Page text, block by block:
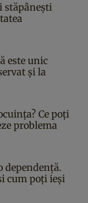
stăpânești
este unic
și la
Ce poți
problema
dependență.
cum poți ieși